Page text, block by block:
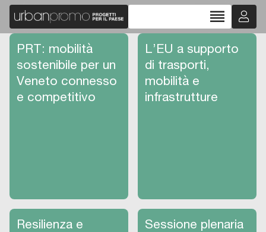
reorder
PRT: mobilità
sostenibile per un
Veneto connesso
e competitivo
L’EU a supporto
di trasporti,
mobilità e
infrastrutture
Resilienza e
Sessione plenaria